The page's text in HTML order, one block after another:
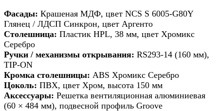
Фасады: Крашеная МДФ, цвет NCS S 6005-G80Y
Глянец / ЛДСП Синкрон, цвет Аргенто
Столешница: Пластик HPL, 38 мм, цвет Хромикс
Серебро
Ручки / механизмы открывания: RS293-14 (160 мм),
TIP-ON
Кромка столешницы: ABS Хромикс Серебро
Цоколь: ПВХ, цвет Хром, высота 150 мм
Аксессуары: Решетка вентиляционная алюминиевая
(60 × 484 мм), подвесной профиль Groove